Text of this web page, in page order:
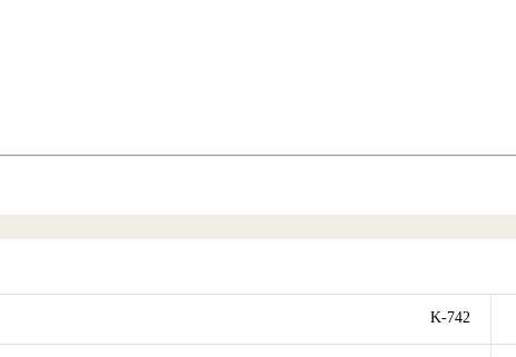
K-742